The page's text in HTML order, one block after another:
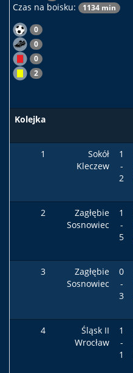
Czas na boisku: 1134 min
0
0
0
2
Kolejka
1
Sokół
Kleczew
1
-
2
2
Zagłębie
Sosnowiec
1
-
5
3
Zagłębie
Sosnowiec
0
-
3
4
Śląsk II
Wrocław
1
-
1